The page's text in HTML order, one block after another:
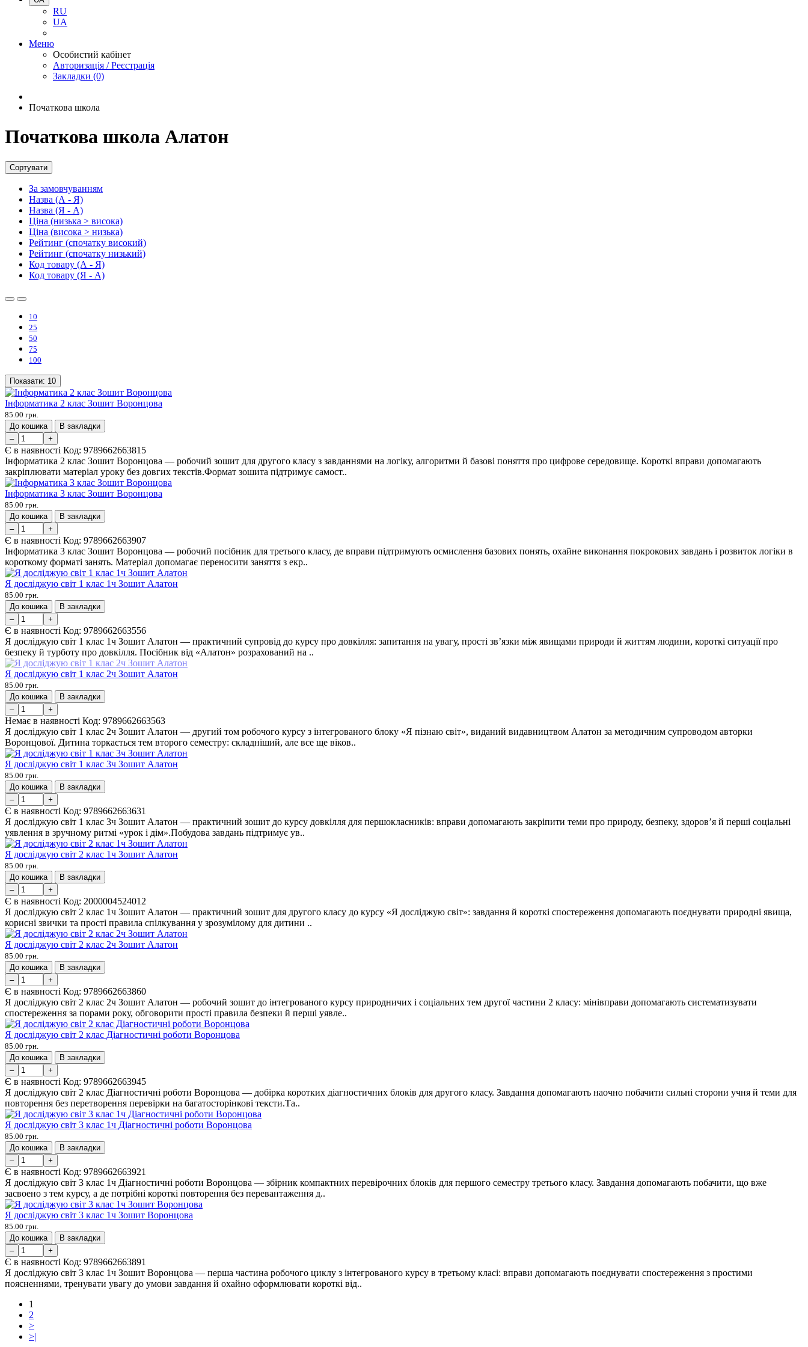
RU
UA
Меню
Особистий кабінет
Авторизація / Реєстрація
Закладки (0)
Початкова школа
Початкова школа Алатон
Сортувати
За замовчуванням
Назва (А - Я)
Назва (Я - А)
Ціна (низька > висока)
Ціна (висока > низька)
Рейтинг (спочатку високий)
Рейтинг (спочатку низький)
Код товару (А - Я)
Код товару (Я - А)
10
25
50
75
100
Показати: 10
Інформатика 2 клас Зошит Воронцова
85.00 грн.
До кошика
В закладки
–
+
Є в наявності Код: 9789662663815
Інформатика 2 клас Зошит Воронцова — робочий зошит для другого класу з завданнями на логіку, алгоритми й базові поняття про цифрове середовище. Короткі вправи допомагають
закріплювати матеріал уроку без довгих текстів.Формат зошита підтримує самост..
Інформатика 3 клас Зошит Воронцова
85.00 грн.
До кошика
В закладки
–
+
Є в наявності Код: 9789662663907
Інформатика 3 клас Зошит Воронцова — робочий посібник для третього класу, де вправи підтримують осмислення базових понять, охайне виконання покрокових завдань і розвиток логіки в
короткому форматі занять. Матеріал допомагає переносити заняття з екр..
Я досліджую світ 1 клас 1ч Зошит Алатон
85.00 грн.
До кошика
В закладки
–
+
Є в наявності Код: 9789662663556
Я досліджую світ 1 клас 1ч Зошит Алатон — практичний супровід до курсу про довкілля: запитання на увагу, прості зв’язки між явищами природи й життям людини, короткі ситуації про
безпеку й турботу про довкілля. Посібник від «Алатон» розрахований на ..
Я досліджую світ 1 клас 2ч Зошит Алатон
85.00 грн.
До кошика
В закладки
–
+
Немає в наявності Код: 9789662663563
Я досліджую світ 1 клас 2ч Зошит Алатон — другий том робочого курсу з інтегрованого блоку «Я пізнаю світ», виданий видавництвом Алатон за методичним супроводом авторки
Воронцової. Дитина торкається тем второго семестру: складніший, але все ще віков..
Я досліджую світ 1 клас 3ч Зошит Алатон
85.00 грн.
До кошика
В закладки
–
+
Є в наявності Код: 9789662663631
Я досліджую світ 1 клас 3ч Зошит Алатон — практичний зошит до курсу довкілля для першокласників: вправи допомагають закріпити теми про природу, безпеку, здоров’я й перші соціальні
уявлення в зручному ритмі «урок і дім».Побудова завдань підтримує ув..
Я досліджую світ 2 клас 1ч Зошит Алатон
85.00 грн.
До кошика
В закладки
–
+
Є в наявності Код: 2000004524012
Я досліджую світ 2 клас 1ч Зошит Алатон — практичний зошит для другого класу до курсу «Я досліджую світ»: завдання й короткі спостереження допомагають поєднувати природні явища,
корисні звички та прості правила спілкування у зрозумілому для дитини ..
Я досліджую світ 2 клас 2ч Зошит Алатон
85.00 грн.
До кошика
В закладки
–
+
Є в наявності Код: 9789662663860
Я досліджую світ 2 клас 2ч Зошит Алатон — робочий зошит до інтегрованого курсу природничих і соціальних тем другої частини 2 класу: мінівправи допомагають систематизувати
спостереження за порами року, обговорити прості правила безпеки й перші уявле..
Я досліджую світ 2 клас Діагностичні роботи Воронцова
85.00 грн.
До кошика
В закладки
–
+
Є в наявності Код: 9789662663945
Я досліджую світ 2 клас Діагностичні роботи Воронцова — добірка коротких діагностичних блоків для другого класу. Завдання допомагають наочно побачити сильні сторони учня й теми для
повторення без перетворення перевірки на багатосторінкові тексти.Та..
Я досліджую світ 3 клас 1ч Діагностичні роботи Воронцова
85.00 грн.
До кошика
В закладки
–
+
Є в наявності Код: 9789662663921
Я досліджую світ 3 клас 1ч Діагностичні роботи Воронцова — збірник компактних перевірочних блоків для першого семестру третього класу. Завдання допомагають побачити, що вже
засвоено з тем курсу, а де потрібні короткі повторення без перевантаження д..
Я досліджую світ 3 клас 1ч Зошит Воронцова
85.00 грн.
До кошика
В закладки
–
+
Є в наявності Код: 9789662663891
Я досліджую світ 3 клас 1ч Зошит Воронцова — перша частина робочого циклу з інтегрованого курсу в третьому класі: вправи допомагають поєднувати спостереження з простими
поясненнями, тренувати увагу до умови завдання й охайно оформлювати короткі від..
1
2
>
>|